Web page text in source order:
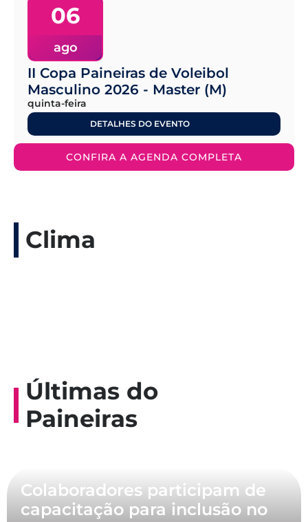
06
ago
II Copa Paineiras de Voleibol
Masculino 2026 - Master (M)
quinta-feira
DETALHES DO EVENTO
CONFIRA A AGENDA COMPLETA
Clima
Últimas do
Paineiras
Colaboradores participam de
capacitação para inclusão no